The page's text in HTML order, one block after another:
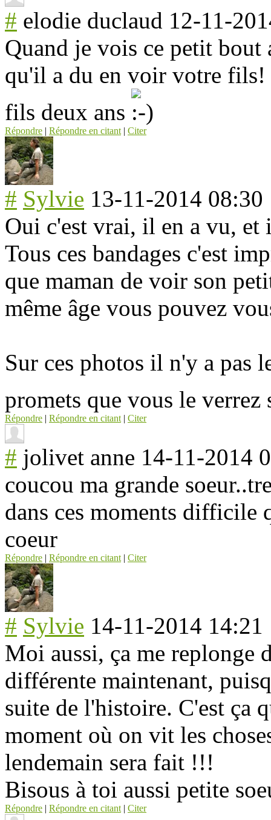
# elodie duclaud 12-11-
Quand je vois ce petit bout
qu'il a du en voir votre fils!
fils deux ans
Répondre | Répondre en citant | Citer
# Sylvie 13-11-2014 08:30
Oui c'est vrai, il en a vu, et
Tous ces bandages c'est
que maman de voir son
même âge vous pouvez
Sur ces photos il n'y a pas
promets que vous le
Répondre | Répondre en citant | Citer
# jolivet anne 14-11-2014
coucou ma grande
dans ces moments difficile
coeur
Répondre | Répondre en citant | Citer
# Sylvie 14-11-2014 14:21
Moi aussi, ça me replonge
différente maintenant,
suite de l'histoire. C'est ça
moment où on vit les
lendemain sera fait !!!
Bisous à toi aussi petite
Répondre | Répondre en citant | Citer